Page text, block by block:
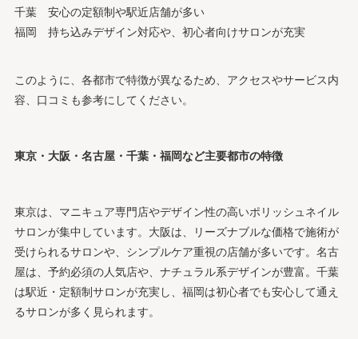
千葉
安心の定額制や駅近店舗が多い
福岡
持ち込みデザイン対応や、初心者向けサロンが充実
このように、各都市で特徴が異なるため、アクセスやサービス内
容、口コミも参考にしてください。
東京・大阪・名古屋・千葉・福岡など主要都市の特徴
東京は、マニキュア専門店やデザイン性の高いポリッシュネイル
サロンが集中しています。大阪は、リーズナブルな価格で施術が
受けられるサロンや、シンプルケア重視の店舗が多いです。名古
屋は、予約必須の人気店や、ナチュラル系デザインが豊富。千葉
は駅近・定額制サロンが充実し、福岡は初心者でも安心して通え
るサロンが多く見られます。